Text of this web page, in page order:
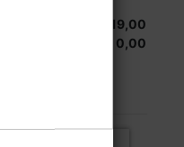
R$ 319,00
R$ 0,00